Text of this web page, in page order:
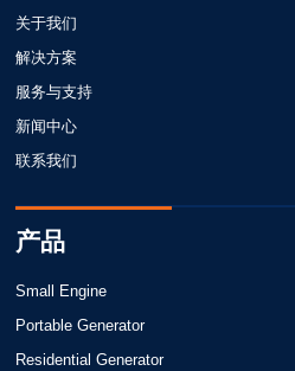
关于我们
解决方案
服务与支持
新闻中心
联系我们
产品
Small Engine
Portable Generator
Residential Generator